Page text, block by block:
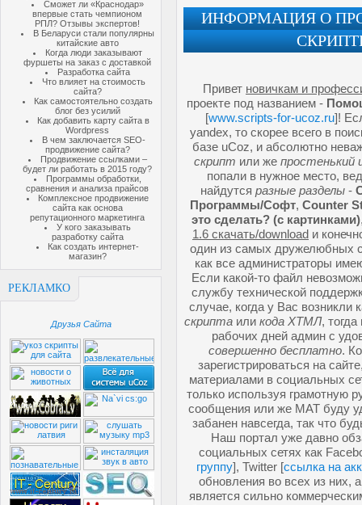
Сможет ли «Краснодар»
впервые стать чемпионом
РПЛ? Отзывы экспертов!
В Беларуси стали популярны
китайские авто
Когда люди заказывают
фуршеты на заказ с доставкой
Разработка сайта
Что влияет на стоимость
сайта?
Как самостоятельно создать
блог без усилий
Как добавить карту сайта в
Wordpress
В чем заключается SEO-
продвижение сайта?
Продвижение ссылками –
будет ли работать в 2015 году?
Программы обработки,
сравнения и анализа прайсов
Комплексное продвижение
сайта как основа
репутационного маркетинга
У кого заказывать
разработку сайта
Как создать интернет-
магазин?
РЕКЛАМКО
Друзья Сайта
ИНФОРМАЦИЯ О
Привет новичкам и
проекте под названием -
[www.scripts-for-ucoz.ru]!
yandex, то скорее всего в
базе uCoz, и абсолютно
скрипт или жепростенький
попали в нужное место,
найдутся разные разделы -
Программы/Софт, Counter
это сделать? (с картинками)
1.6 скачать/download и
один из самых дружелюбных
как все администраторы
Если какой-то файл
службу технической
случае, когда у Вас возникли
скрипта или кода ХТМЛ,
рабочих дней админ с
совершенно бесплатно.
зарегистрироваться на
материалами в социальных
только используя грамотную
сообщения или же МАТ буду
забанен навсегда, так что
Наш портал уже давно
социальных сетях как
группу], Twitter [ссылка на
обновления во всех из них,
является сильно